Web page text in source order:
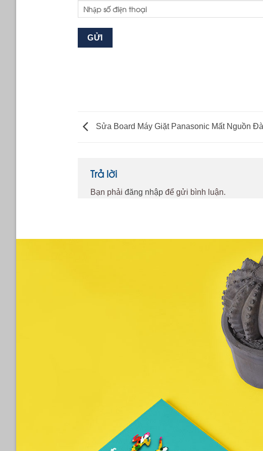
Sửa Board Máy Giặt Panasonic Mất Nguồn
Trả lời
Bạn phải đăng nhậpđể gửi bình luận.